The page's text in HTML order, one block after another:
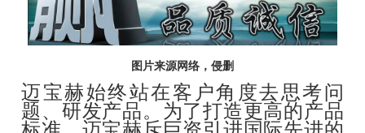
图片来源网络，侵删
迈宝赫始终站在客户角度去思考问
题、研发产品。为了打造更高的产品